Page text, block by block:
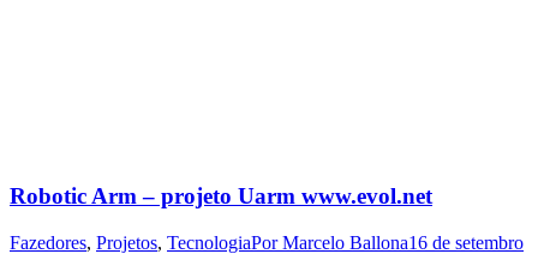
Robotic Arm – projeto Uarm www.evol.net
Fazedores, Projetos, TecnologiaPorMarcelo Ballona16 de setembro